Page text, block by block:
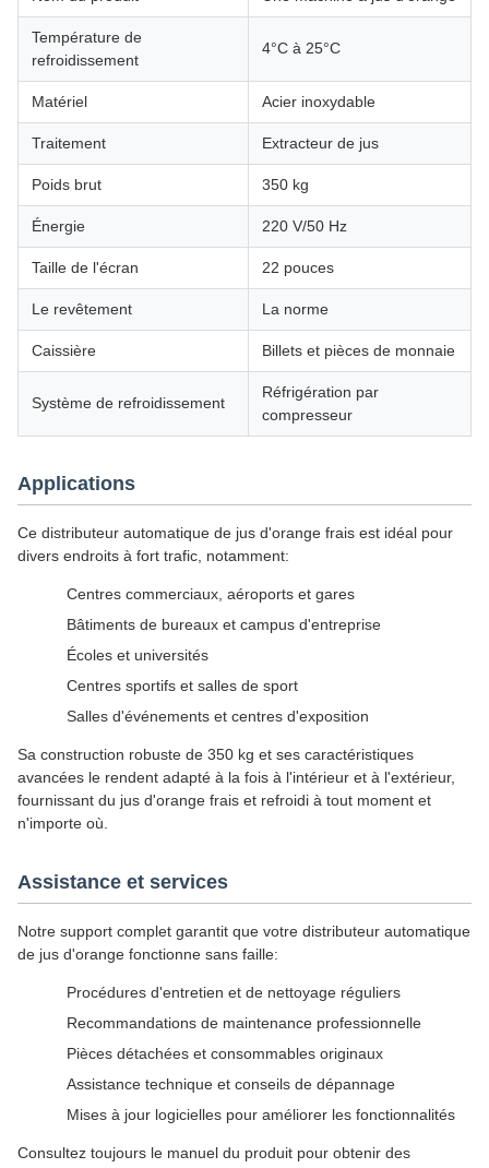
Température de
refroidissement
4°C à 25°C
Matériel Acier inoxydable
Traitement Extracteur de jus
Poids brut 350 kg
Énergie 220 V/50 Hz
Taille de l'écran 22 pouces
Le revêtement La norme
Caissière Billets et pièces de monnaie
Système de refroidissement
Réfrigération par
compresseur
Applications
Ce distributeur automatique de jus d'orange frais est idéal pour
divers endroits à fort trafic, notamment:
Centres commerciaux, aéroports et gares
Bâtiments de bureaux et campus d'entreprise
Écoles et universités
Centres sportifs et salles de sport
Salles d'événements et centres d'exposition
Sa construction robuste de 350 kg et ses caractéristiques
avancées le rendent adapté à la fois à l'intérieur et à l'extérieur,
fournissant du jus d'orange frais et refroidi à tout moment et
n'importe où.
Assistance et services
Notre support complet garantit que votre distributeur automatique
de jus d'orange fonctionne sans faille:
Procédures d'entretien et de nettoyage réguliers
Recommandations de maintenance professionnelle
Pièces détachées et consommables originaux
Assistance technique et conseils de dépannage
Mises à jour logicielles pour améliorer les fonctionnalités
Consultez toujours le manuel du produit pour obtenir des